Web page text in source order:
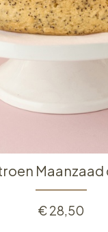
Maanzaad
€28,50